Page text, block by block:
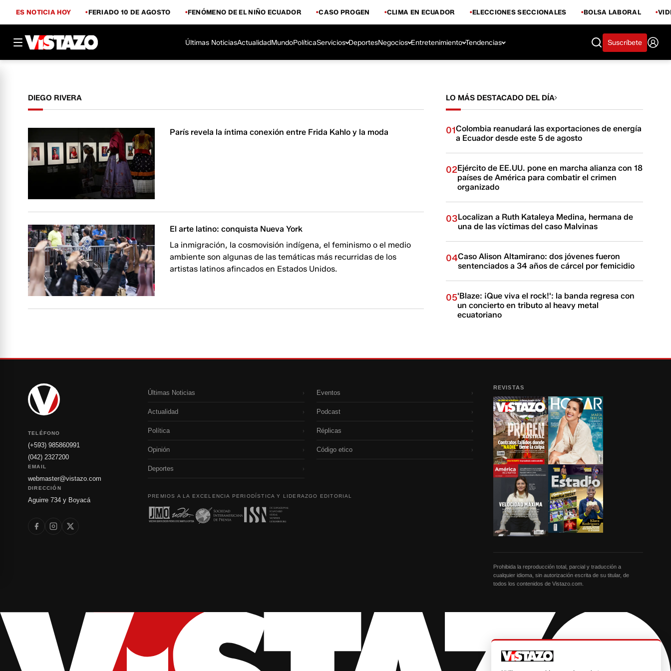
ES NOTICIA HOY FERIADO 10 DE AGOSTO FENÓMENO DE EL NIÑO ECUADOR CASO PROGEN CLIMA EN ECUADOR ELECCIONES SECCIONALES BOLSA LABORAL
Últimas NoticiasActualidadMundoPolíticaServicios DeportesNegocios Entretenimiento Tendencias Suscríbete
DIEGO RIVERA
París revela la íntima conexión entre Frida Kahlo y la moda
El arte latino: conquista Nueva York
La inmigración, la cosmovisión indígena, el feminismo o el medio
ambiente son algunas de las temáticas más recurridas de los
artistas latinos afincados en Estados Unidos.
LO MÁS DESTACADO DEL DÍA
01Colombia reanudará las exportaciones de energía
a Ecuador desde este 5 de agosto
02Ejército de EE.UU. pone en marcha alianza con 18
países de América para combatir el crimen
organizado
03Localizan a Ruth Kataleya Medina, hermana de
una de las víctimas del caso Malvinas
04Caso Alison Altamirano: dos jóvenes fueron
sentenciados a 34 años de cárcel por femicidio
05'Blaze: ¡Que viva el rock!': la banda regresa con
un concierto en tributo al heavy metal
ecuatoriano
TELÉFONO
(+593) 985860991
(042) 2327200
EMAIL
webmaster@vistazo.com
DIRECCIÓN
Aguirre 734 y Boyacá
Últimas Noticias ›
Actualidad ›
Política ›
Opinión ›
Deportes ›
Eventos ›
Podcast ›
Réplicas ›
Código etico ›
PREMIOS A LA EXCELENCIA PERIODÍSTICA Y LIDERAZGO EDITORIAL
REVISTAS
Prohibida la reproducción total, parcial y traducción a
cualquier idioma, sin autorización escrita de su titular, de
todos los contenidos de Vistazo.com.